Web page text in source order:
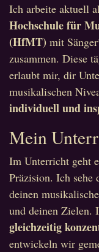
Ich arbeite aktuell
Hochschule für
(HfMT) mit
zusammen. Diese
erlaubt mir, dir
musikalischen
individuell und
Mein
Im Unterricht geht
Präzision. Ich sehe
deinen
und deinen Zielen.
gleichzeitig
entwickeln wir